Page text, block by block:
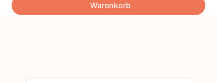
Warenkorb